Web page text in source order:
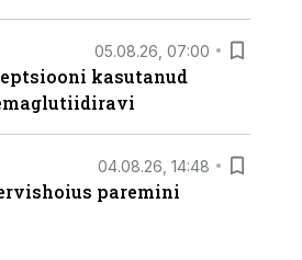
05.08.26, 07:00
kasutanud
04.08.26, 14:48
paremini